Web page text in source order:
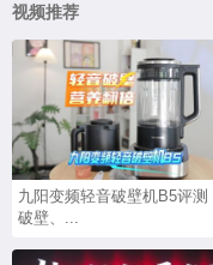
视频推荐
九阳变频轻音破壁机B5评测
破壁、...